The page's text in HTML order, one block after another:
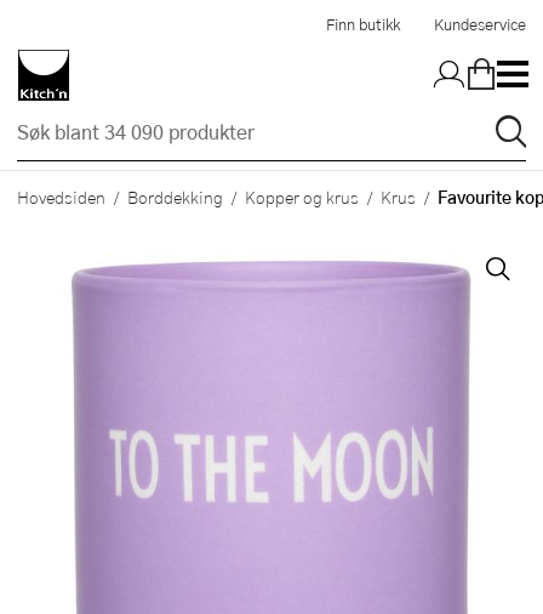
Finn butikk Kundeservice
Hovedsiden Borddekking Kopper og krus Krus Favourite